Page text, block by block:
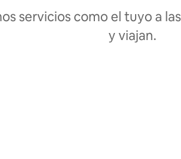
servicios como el tuyo a
y viajan.